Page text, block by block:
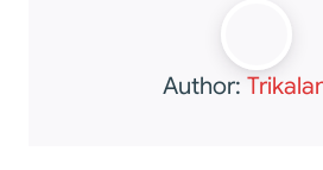
Author: